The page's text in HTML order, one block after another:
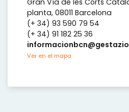
planta, 08011 Barcelona
(+ 34) 93 590 79 54
(+ 34) 91 182 25 36
Ver en el mapa